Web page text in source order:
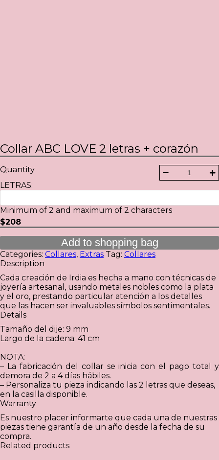
Collar ABC LOVE 2 letras + corazón
Quantity
LETRAS:
Minimum of 2 and maximum of 2 characters
$208
Add to shopping bag
Categories: Collares, Extras Tag: Collares
Description
Cada creación de Irdia es hecha a mano con técnicas de
joyería artesanal, usando metales nobles como la plata
y el oro, prestando particular atención a los detalles
que las hacen ser invaluables símbolos sentimentales.
Details
Tamaño del dije: 9 mm
Largo de la cadena: 41 cm
NOTA:
– La fabricación del collar se inicia con el pago total y
demora de 2 a 4 días hábiles.
– Personaliza tu pieza indicando las 2 letras que deseas,
en la casilla disponible.
Warranty
Es nuestro placer informarte que cada una de nuestras
piezas tiene garantía de un año desde la fecha de su
compra.
Related products